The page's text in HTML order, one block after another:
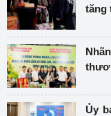
tăng
Ủy